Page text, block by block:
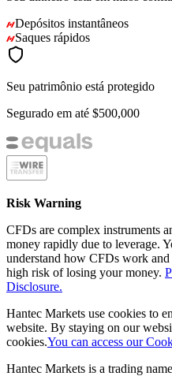
Depósitos instantâneos
Saques rápidos
Seu patrimônio está protegido
Segurado em até $500,000
Risk Warning
CFDs are complex instruments
money rapidly due to leverage.
understand how CFDs work
high risk of losing your money.
Disclosure.
Hantec Markets use cookies to
website. By staying on our
cookies.You can access our
Hantec Markets is a trading